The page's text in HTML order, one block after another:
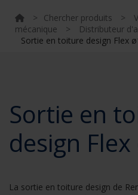
> Chercher produits >
mécanique
> Distributeur
Sortie en toiture design Flex
Sortie en
design
La sortie en toiture design de